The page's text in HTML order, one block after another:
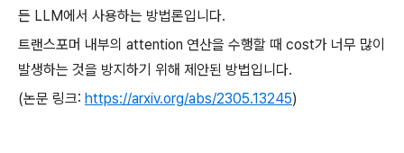
든 LLM에서 사용하는 방법론입니다.
트랜스포머 내부의 attention 연산을 수행할 때 cost가 너무 많이
발생하는 것을 방지하기 위해 제안된 방법입니다.
(논문 링크: https://arxiv.org/abs/2305.13245)